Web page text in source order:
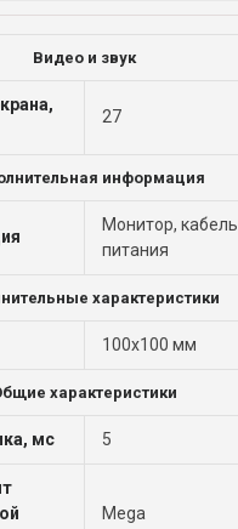
Видео и звук
27
информация
Монитор, кабель
питания
характеристики
100x100 мм
характеристики
мс 5
Mega